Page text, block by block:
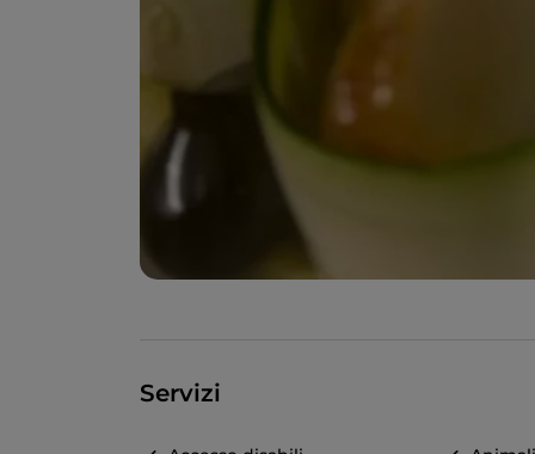
Servizi